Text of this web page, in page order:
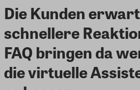
Die Kunden
schnellere
FAQ bringen da
die virtuelle